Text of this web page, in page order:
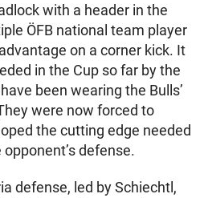
with a header in the
ÖFB national team player
on a corner kick. It
in the Cup so far by the
been wearing the Bulls’
were now forced to
the cutting edge needed
defense.
defense, led by Schiechtl,